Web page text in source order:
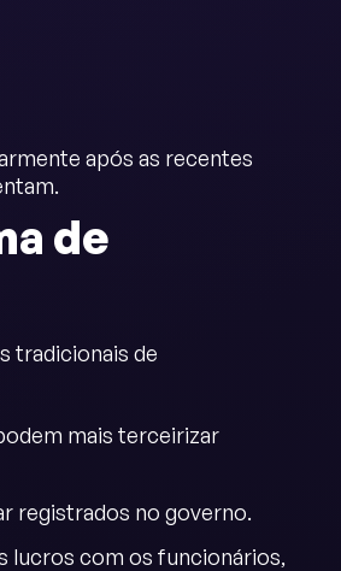
após as recentes
de
tradicionais de
mais terceirizar
registrados no governo.
lucros com os funcionários,